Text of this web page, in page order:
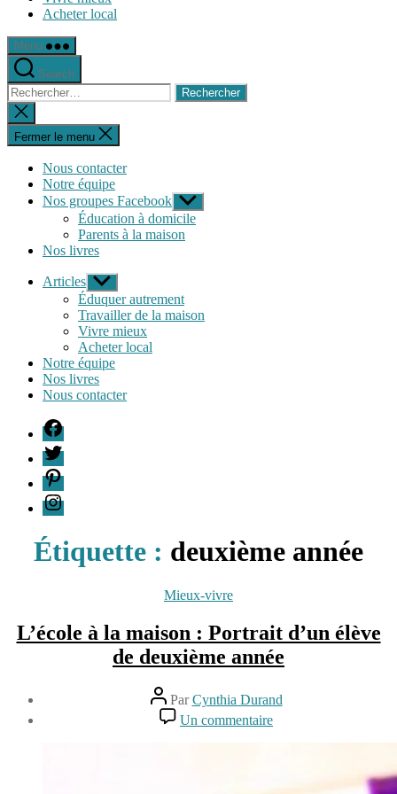
Acheter local
Menu
Search
Rechercher :
Fermer
la
recherche
Fermer le menu
Nous contacter
Notre équipe
Nos groupes Facebook Afficher
le
sous-
menu
Éducation à domicile
Parents à la maison
Nos livres
Articles Afficher
le
sous-
menu
Éduquer autrement
Travailler de la maison
Vivre mieux
Acheter local
Notre équipe
Nos livres
Nous contacter
F
T
P
I
Étiquette : deuxième année
Catégories
Mieux-vivre
L’école à la maison : Portrait d’un élève
de deuxième année
Auteur
de
l’article
ParCynthia Durand
Un commentaire
L’école